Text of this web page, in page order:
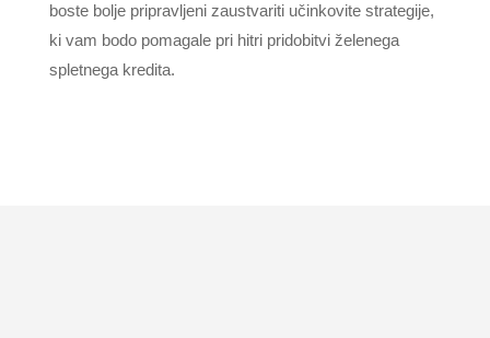
boste bolje pripravljeni zaustvariti učinkovite strategije,
ki vam bodo pomagale pri hitri pridobitvi želenega
spletnega kredita.